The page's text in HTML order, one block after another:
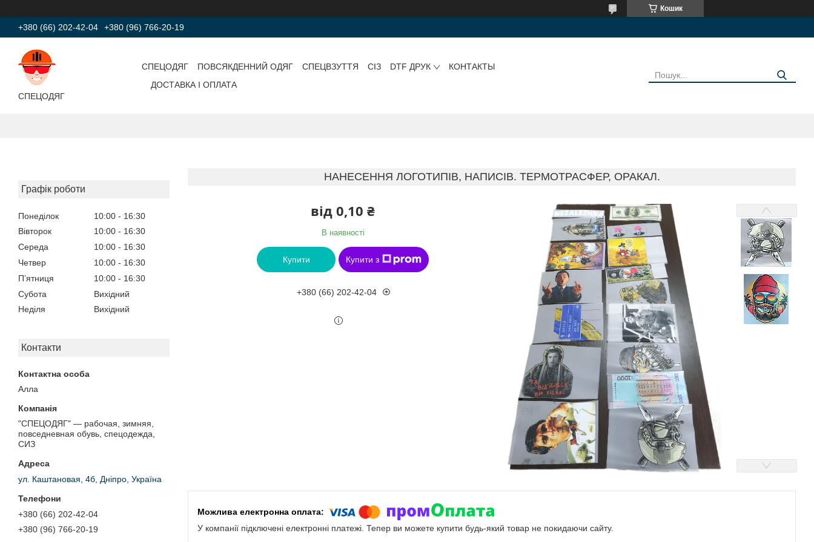
Кошик
+380 (66) 202-42-04 +380 (96) 766-20-19
СПЕЦОДЯГ
СПЕЦОДЯГ ПОВСЯКДЕННИЙ ОДЯГ СПЕЦВЗУТТЯ СІЗ DTF ДРУК
КОНТАКТЫ
ДОСТАВКА І ОПЛАТА
Графік роботи
Понеділок 10:00
16:30
Вівторок
10:00
16:30
Середа
10:00
16:30
Четвер
10:00
16:30
Пʼятниця
10:00
16:30
Субота
Вихідний
Неділя
Вихідний
Контакти
Алла
"СПЕЦОДЯГ" — рабочая, зимняя,
повседневная обувь, спецодежда,
СИЗ
ул. Каштановая, 4б, Дніпро, Україна
+380 (66) 202-42-04
+380 (96) 766-20-19
НАНЕСЕННЯ ЛОГОТИПІВ, НАПИСІВ. ТЕРМОТРАСФЕР, ОРАКАЛ.
від 0,10 ₴
В наявності
Купити Купити з
+380 (66) 202-42-04
У компанії підключені електронні платежі. Тепер ви можете купити будь-який товар не покидаючи сайту.